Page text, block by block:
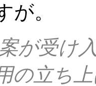
が。
が受け
の立ち